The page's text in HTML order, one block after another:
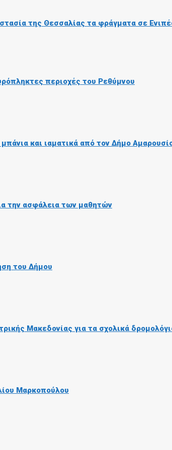
της Θεσσαλίας τα φράγματα σε
περιοχές του Ρεθύμνου
και ιαματικά από τον Δήμο
την ασφάλεια των μαθητών
του Δήμου
Μακεδονίας για τα σχολικά
Μαρκοπούλου